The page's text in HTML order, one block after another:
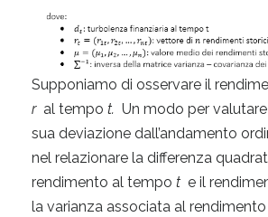
Supponiamo di osservare il
ral tempo t. Un modo per valutare
sua deviazione dall’andamento
nel relazionare la differenza
rendimento al tempo t e il
la varianza associata al rendimento